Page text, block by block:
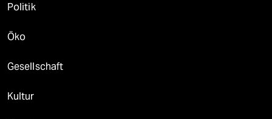
Politik
Öko
Gesellschaft
Kultur